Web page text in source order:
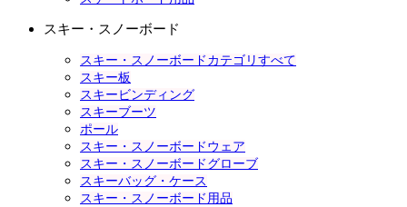
スキー・スノーボード
スキー・スノーボードカテゴリすべて
スキー板
スキービンディング
スキーブーツ
ポール
スキー・スノーボードウェア
スキー・スノーボードグローブ
スキーバッグ・ケース
スキー・スノーボード用品